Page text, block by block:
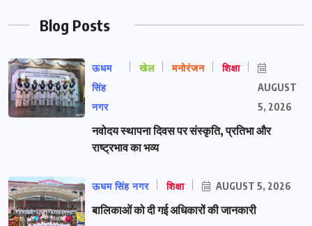
Blog Posts
ऊधम
सिंह
नगर
खेल मनोरंजन शिक्षा
AUGUST
5, 2026
नवोदय स्थापना दिवस पर संस्कृति, प्रतिभा और
राष्ट्रभाव का भव्य
ऊधम सिंह नगर शिक्षा AUGUST 5, 2026
बालिकाओं को दी गई अधिकारों की जानकारी